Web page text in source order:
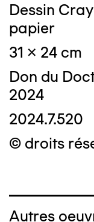
Dessin
papier
31 x 24 cm
Don du
2024
2024.7.520
© droits
Autres